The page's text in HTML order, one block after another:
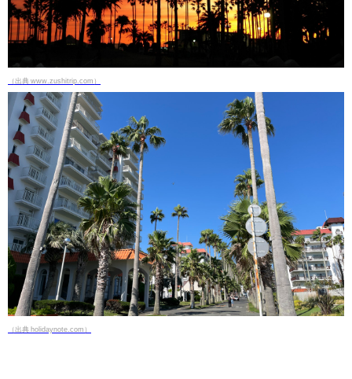
（出典 www.zushitrip.com）
（出典 holidaynote.com）